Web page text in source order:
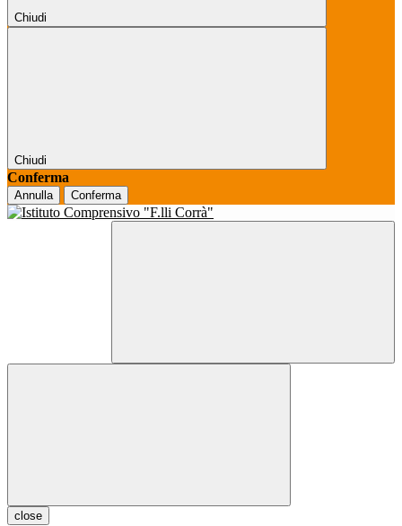
Chiudi
Chiudi
Conferma
Annulla Conferma
close